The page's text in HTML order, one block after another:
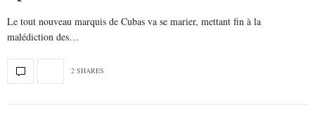
Le tout nouveau marquis de Cubas va se marier, mettant fin à la
malédiction des…
2 SHARES